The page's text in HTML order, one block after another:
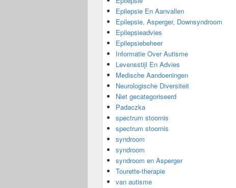
Epilepsie En Aanvallen
Epilepsie, Asperger, Downsyndroom
Epilepsieadvies
Epilepsiebeheer
Informatie Over Autisme
Levensstijl En Advies
Medische Aandoeningen
Neurologische Diversiteit
Niet gecategoriseerd
Padaczka
spectrum stoornis
spectrum stoornis
syndroom
syndroom
syndroom en Asperger
Tourette-therapie
van autisme